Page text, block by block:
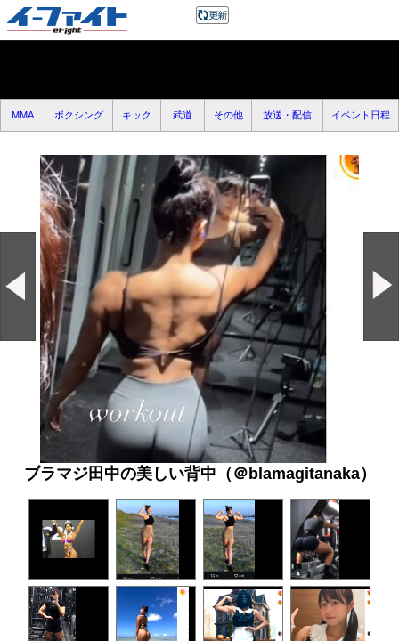
MMA ボクシング キック 武道 その他 放送・配信 イベント日程
ブラマジ田中の美しい背中（＠blamagitanaka）